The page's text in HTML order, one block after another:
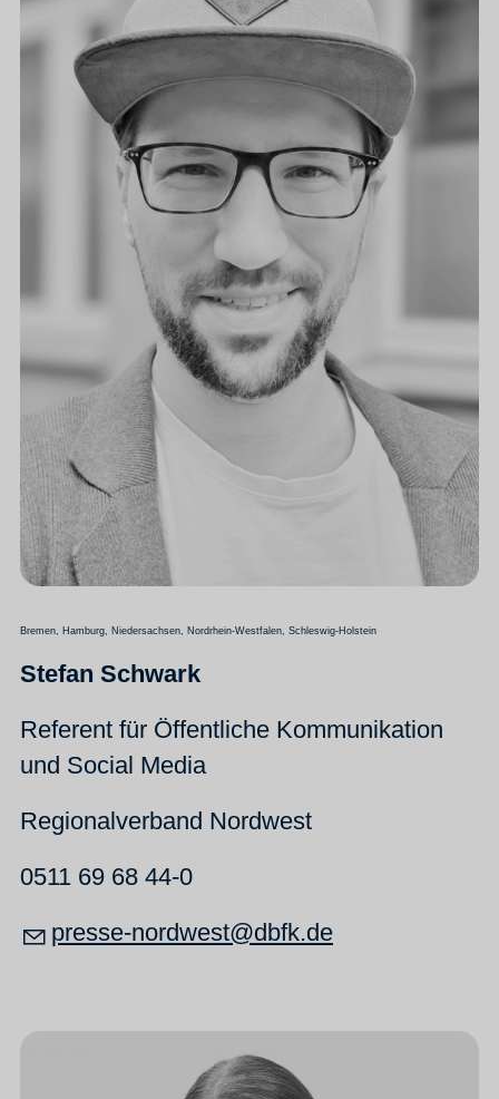
Bremen, Hamburg, Niedersachsen, Nordrhein-Westfalen, Schleswig-Holstein
Stefan Schwark
Referent für Öffentliche Kommunikation
und Social Media
Regionalverband Nordwest
0511 69 68 44-0
pr ss -n rdw st dbfk d